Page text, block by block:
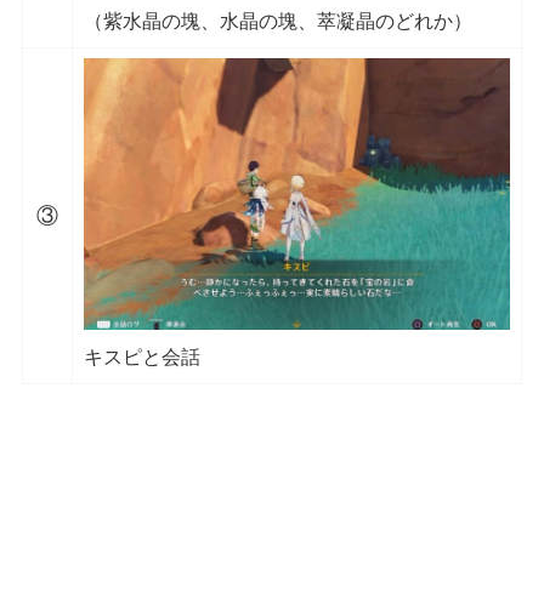
（紫水晶の塊、水晶の塊、萃凝晶のどれか）
③
キスピと会話